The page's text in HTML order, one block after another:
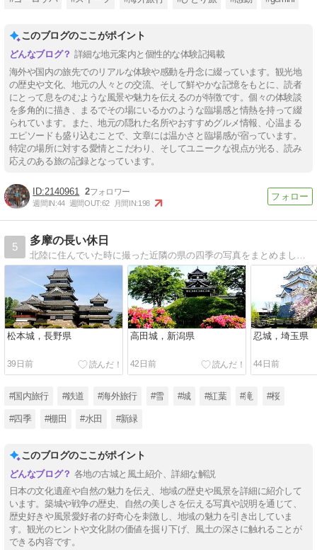
ナーレ
このブログのここがポイント
詳細な地元案内と個性的な体験記掲載
海外や国内の旅先でのリアルな体験や感動を丹念に綴っています。観光地
の歴史や文化、地元の人々との交流、そして鮮やかな記憶をもとに、読者
にとって息をのむような風景や魅力を伝えるのが特徴です。個々の体験談
を多角的に描き、まるでその場にいるかのような臨場感と情熱を持って綴
られています。また、地元の隠れた名所やおすすめグルメ情報、心温まる
エピソードも盛り込むことで、文章には温かさと臨場感が宿っています。
特定の場所に対する愛情とこだわり、そしてユニークな視点が光る、読み
応えのある旅の記録となっています。
2140961 2
週間IN:44 週間OUT:62 月間IN:198
5
多摩の長い休日
北陸に住んでいた時に撮った近隣の県の四季の写真をまとめました． 国内や海外に旅行した時の記念写真も整理が付き次第，順次載せていきます． 毎週，更新していますので，是非のぞいて下さい．
松本城，長野県
39日前
高田城，新潟県
42日前
忍城，埼玉県
44日前
#国内旅行 #鉄道 #海外旅行 #雪 #城 #紅葉 #滝 #桜
#四季 #棚田 #水田 #新緑
このブログのここがポイント
各地の古城と風土紹介、詳細な解説
日本の文化遺産や自然の魅力を伝え、地域の歴史や風景を詳細に紹介して
います。築城や戦争の歴史、自然の美しさを伝える写真や説明を通じて、
歴史好きや風景愛好者の好奇心を刺激し、地域の魅力を引き出していま
す。観光のヒントや文化財の価値を掘り下げ、風土の深さに触れることが
できる内容です。